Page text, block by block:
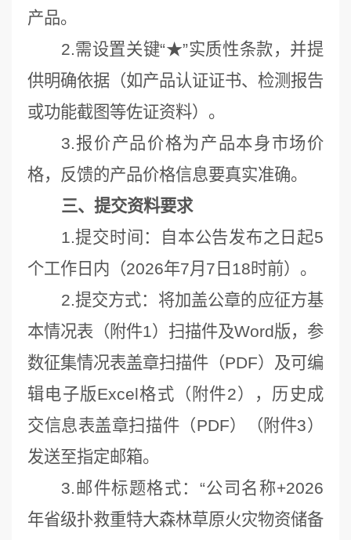
产品。
2.需设置关键“★”实质性条款，并提
供明确依据（如产品认证证书、检测报告
或功能截图等佐证资料）。
3.报价产品价格为产品本身市场价
格，反馈的产品价格信息要真实准确。
三、提交资料要求
1.提交时间：自本公告发布之日起5
个工作日内（2026年7月7日18时前）。
2.提交方式：将加盖公章的应征方基
本情况表（附件1）扫描件及Word版，参
数征集情况表盖章扫描件（PDF）及可编
辑电子版Excel格式（附件2），历史成
交信息表盖章扫描件（PDF）（附件3）
发送至指定邮箱。
3.邮件标题格式：“公司名称+2026
年省级扑救重特大森林草原火灾物资储备